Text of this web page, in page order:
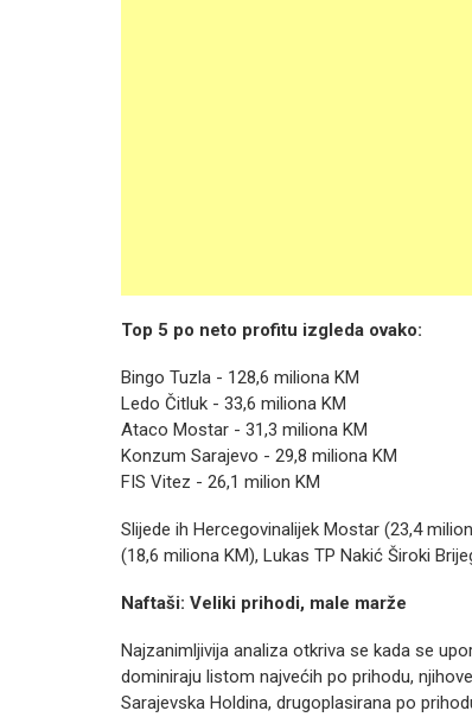
Top 5 po neto profitu izgleda ovako:
Bingo Tuzla - 128,6 miliona KM
Ledo Čitluk - 33,6 miliona KM
Ataco Mostar - 31,3 miliona KM
Konzum Sarajevo - 29,8 miliona KM
FIS Vitez - 26,1 milion KM
Slijede ih Hercegovinalijek Mostar (23,4
(18,6 miliona KM), Lukas TP Nakić Široki
Naftaši: Veliki prihodi, male marže
Najzanimljivija analiza otkriva se kada se
dominiraju listom najvećih po prihodu,
Sarajevska Holdina, drugoplasirana po